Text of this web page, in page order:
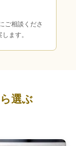
ご相談くださ
ます。
選ぶ